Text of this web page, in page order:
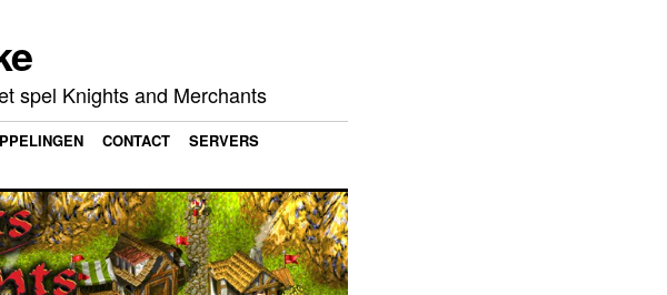
spel Knights and Merchants
CONTACT
SERVERS